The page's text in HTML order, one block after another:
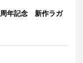
周年記念 新作ラガ